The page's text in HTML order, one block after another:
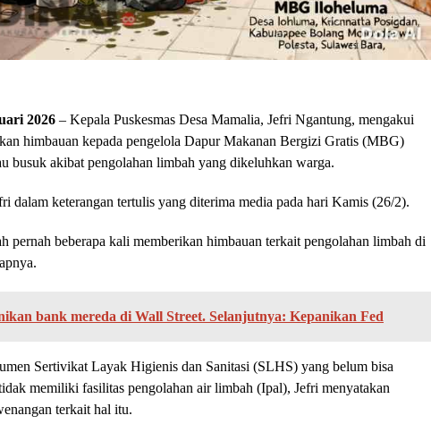
2026 – Kepala Puskesmas Desa Mamalia, Jefri Ngantung, mengakui
himbauan kepada pengelola Dapur Makanan Bergizi Gratis (MBG)
busuk akibat pengolahan limbah yang dikeluhkan warga.
dalam keterangan tertulis yang diterima media pada hari Kamis (26/2).
pernah beberapa kali memberikan himbauan terkait pengolahan limbah di
bank mereda di Wall Street. Selanjutnya: Kepanikan Fed
Sertivikat Layak Higienis dan Sanitasi (SLHS) yang belum bisa
memiliki fasilitas pengolahan air limbah (Ipal), Jefri menyatakan
terkait hal itu.